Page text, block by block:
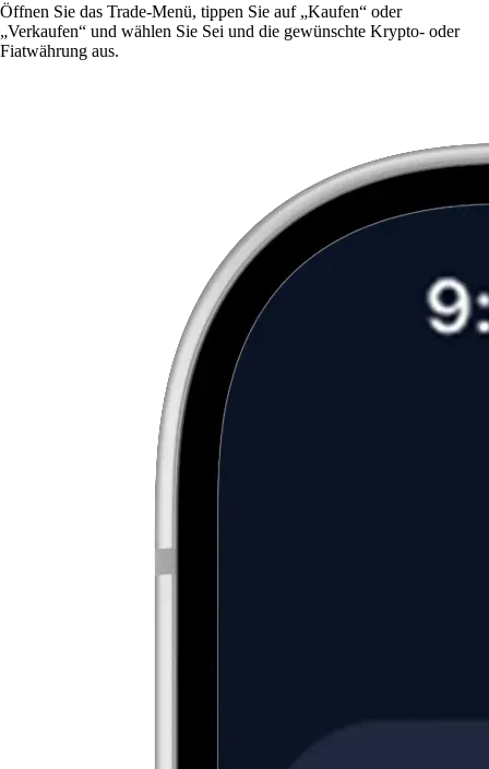
Öffnen Sie das Trade-Menü, tippen Sie auf „Kaufen“ oder
„Verkaufen“ und wählen Sie Sei und die gewünschte Krypto- oder
Fiatwährung aus.